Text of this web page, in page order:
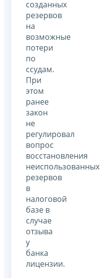
созданных
резервов
на
возможные
потери
по
ссудам.
При
этом
ранее
закон
не
регулировал
вопрос
восстановления
неиспользованных
резервов
в
налоговой
базе в
случае
отзыва
у
банка
лицензии.